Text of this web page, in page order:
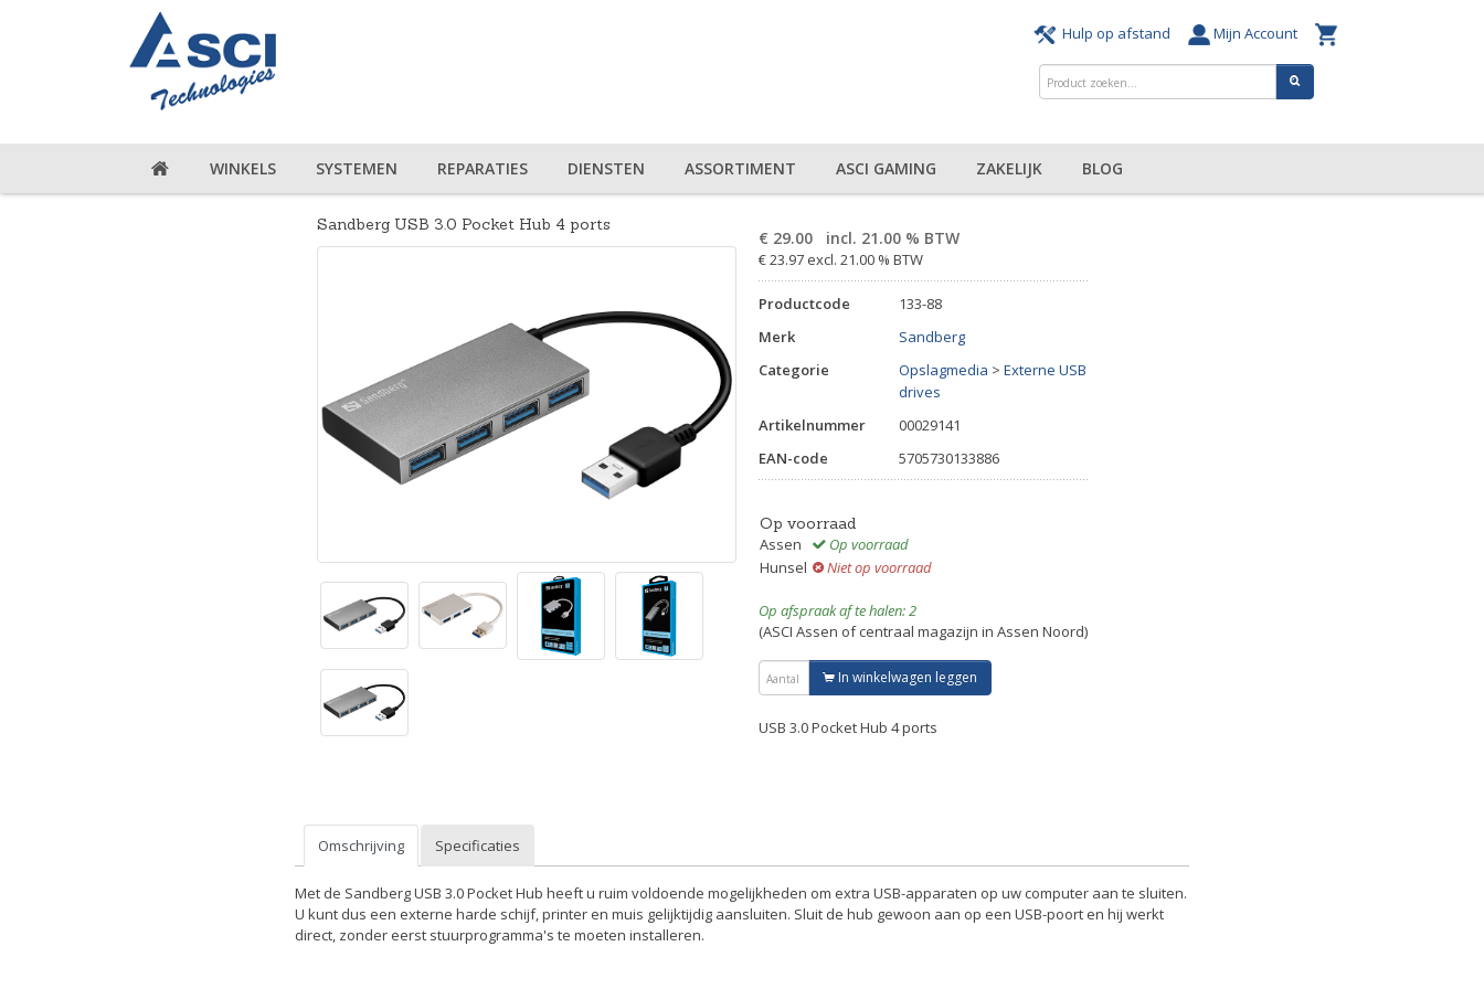
Hulp op afstand Mijn Account
WINKELS SYSTEMEN REPARATIES DIENSTEN ASSORTIMENT ASCI GAMING ZAKELIJK BLOG
Sandberg USB 3.0 Pocket Hub 4 ports
€ 29.00 incl. 21.00 % BTW
€ 23.97 excl. 21.00 % BTW
Productcode
133-88
Merk
Sandberg
Categorie
Opslagmedia > Externe USB
drives
Artikelnummer
00029141
EAN-code
5705730133886
Op voorraad
Assen
Op voorraad
Hunsel
Niet op voorraad
Op afspraak af te halen: 2
(ASCI Assen of centraal magazijn in Assen Noord)
In winkelwagen leggen
USB 3.0 Pocket Hub 4 ports
Omschrijving Specificaties
Met de Sandberg USB 3.0 Pocket Hub heeft u ruim voldoende mogelijkheden om extra USB-apparaten op uw computer aan te sluiten.
U kunt dus een externe harde schijf, printer en muis gelijktijdig aansluiten. Sluit de hub gewoon aan op een USB-poort en hij werkt
direct, zonder eerst stuurprogramma's te moeten installeren.